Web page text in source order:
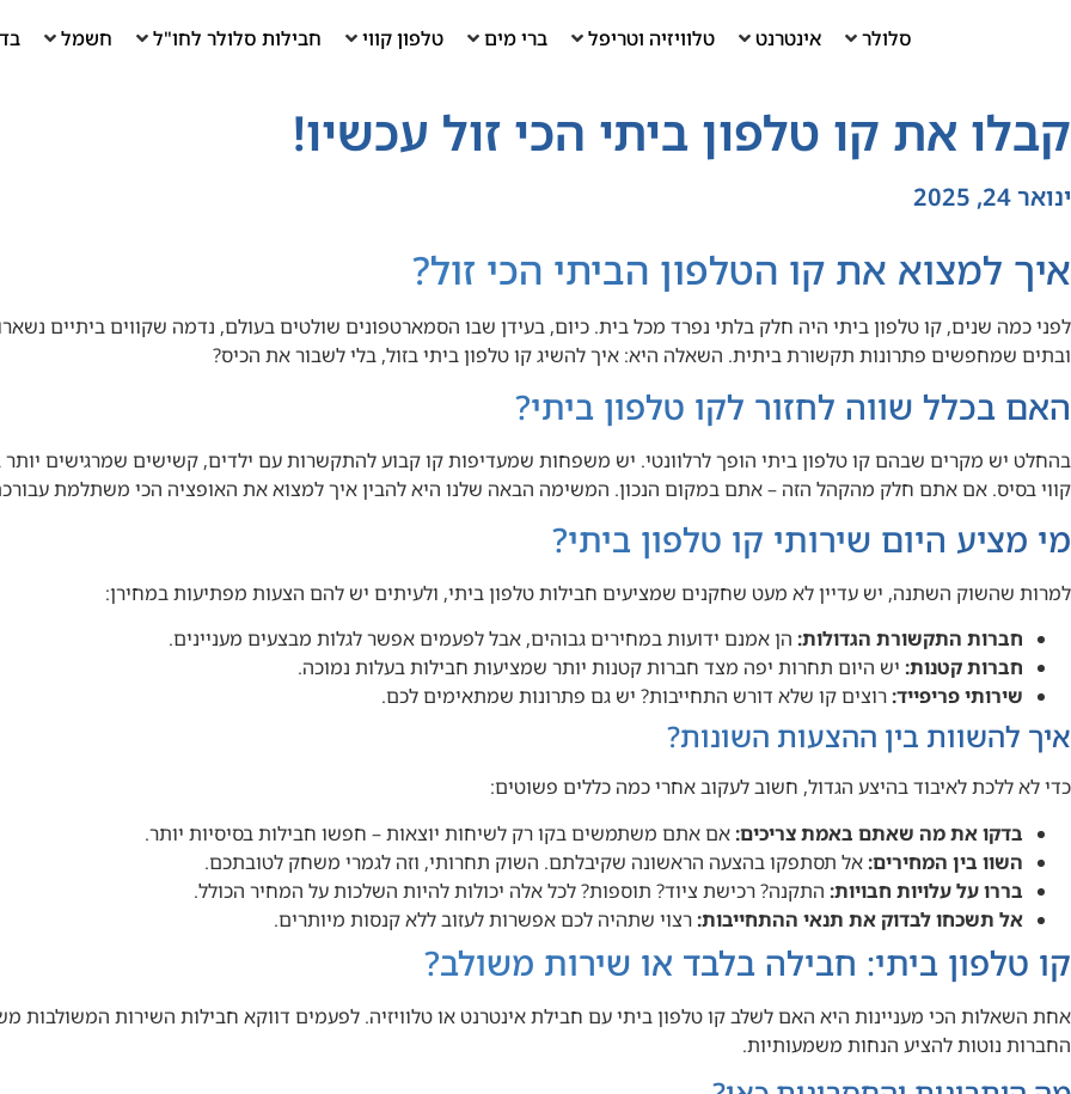
סלולר אינטרנט טלוויזיה וטריפל ברי מים טלפון קווי חבילות סלולר לחו"ל חשמל
קבלו את קו טלפון ביתי הכי זול עכשיו!
ינואר 24, 2025
איך למצוא את קו הטלפון הביתי הכי זול?
לפני כמה שנים, קו טלפון ביתי היה חלק בלתי נפרד מכל בית. כיום, בעידן שבו הסמארטפונים שולטים בעולם, נדמה שקווים ביתיים
ובתים שמחפשים פתרונות תקשורת ביתית. השאלה היא: איך להשיג קו טלפון ביתי בזול, בלי לשבור את הכיס?
האם בכלל שווה לחזור לקו טלפון ביתי?
בהחלט יש מקרים שבהם קו טלפון ביתי הופך לרלוונטי. יש משפחות שמעדיפות קו קבוע להתקשרות עם ילדים, קשישים שמרגישים
קווי בסיס. אם אתם חלק מהקהל הזה – אתם במקום הנכון. המשימה הבאה שלנו היא להבין איך למצוא את האופציה הכי משתלמת
מי מציע היום שירותי קו טלפון ביתי?
למרות שהשוק השתנה, יש עדיין לא מעט שחקנים שמציעים חבילות טלפון ביתי, ולעיתים יש להם הצעות מפתיעות במחירן:
חברות התקשורת הגדולות: הן אמנם ידועות במחירים גבוהים, אבל לפעמים אפשר לגלות מבצעים מעניינים.
חברות קטנות: יש היום תחרות יפה מצד חברות קטנות יותר שמציעות חבילות בעלות נמוכה.
שירותי פריפייד: רוצים קו שלא דורש התחייבות? יש גם פתרונות שמתאימים לכם.
איך להשוות בין ההצעות השונות?
כדי לא ללכת לאיבוד בהיצע הגדול, חשוב לעקוב אחרי כמה כללים פשוטים:
בדקו את מה שאתם באמת צריכים: אם אתם משתמשים בקו רק לשיחות יוצאות – חפשו חבילות בסיסיות יותר.
השוו בין המחירים: אל תסתפקו בהצעה הראשונה שקיבלתם. השוק תחרותי, וזה לגמרי משחק לטובתכם.
בררו על עלויות חבויות: התקנה? רכישת ציוד? תוספות? לכל אלה יכולות להיות השלכות על המחיר הכולל.
אל תשכחו לבדוק את תנאי ההתחייבות: רצוי שתהיה לכם אפשרות לעזוב ללא קנסות מיותרים.
קו טלפון ביתי: חבילה בלבד או שירות משולב?
אחת השאלות הכי מעניינות היא האם לשלב קו טלפון ביתי עם חבילת אינטרנט או טלוויזיה. לפעמים דווקא חבילות השירות
החברות נוטות להציע הנחות משמעותיות.